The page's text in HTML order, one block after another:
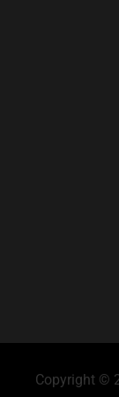
Copyright ©